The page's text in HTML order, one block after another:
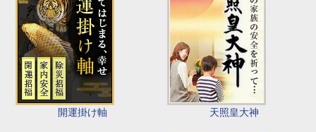
開運掛け軸 天照皇大神